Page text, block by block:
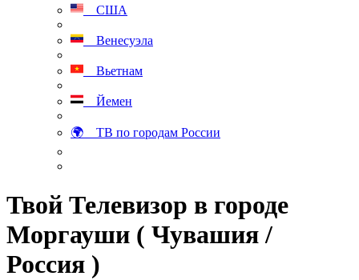
США
Венесуэла
Вьетнам
Йемен
🌍 ТВ по городам России
Твой Телевизор в городе
Моргауши ( Чувашия /
Россия )